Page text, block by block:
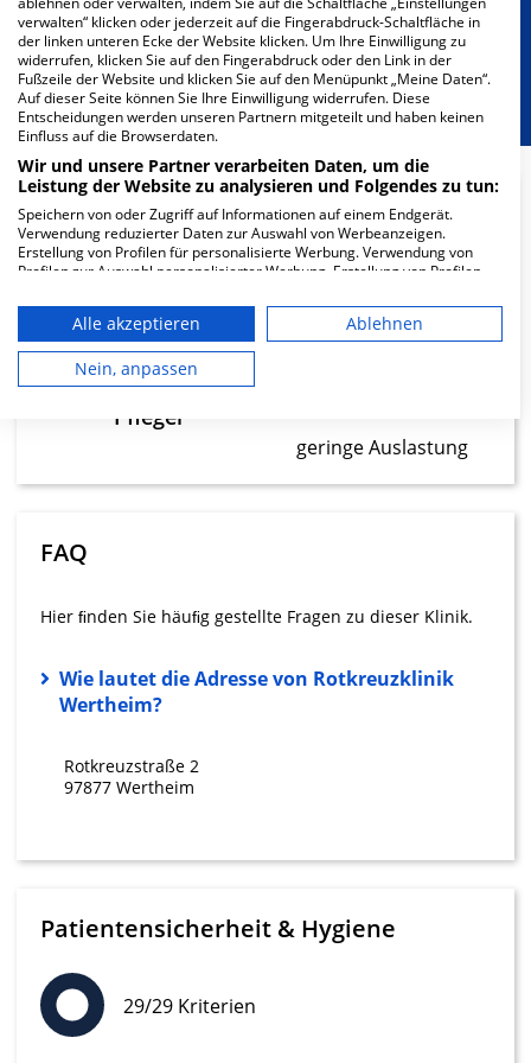
Berücksichtigung von besonderem
Ernährungsbedarf
9.17
Ärzte
geringe Auslastung
22.24
Pfleger
geringe Auslastung
FAQ
Hier ﬁnden Sie häuﬁg gestellte Fragen zu dieser Klinik.
Wie lautet die Adresse von Rotkreuzklinik
Wertheim?
Rotkreuzstraße 2
97877 Wertheim
Patientensicherheit & Hygiene
29/29 Kriterien
verwalten“ klicken oder jederzeit auf die Fingerabdruck-Schaltfläche in
der linken unteren Ecke der Website klicken. Um Ihre Einwilligung zu
widerrufen, klicken Sie auf den Fingerabdruck oder den Link in der
Fußzeile der Website und klicken Sie auf den Menüpunkt „Meine Daten“.
Auf dieser Seite können Sie Ihre Einwilligung widerrufen. Diese
Entscheidungen werden unseren Partnern mitgeteilt und haben keinen
Einfluss auf die Browserdaten.
Wir und unsere Partner verarbeiten Daten, um die
Leistung der Website zu analysieren und Folgendes zu tun:
Speichern von oder Zugriff auf Informationen auf einem Endgerät.
Verwendung reduzierter Daten zur Auswahl von Werbeanzeigen.
Erstellung von Profilen für personalisierte Werbung. Verwendung von
Profilen zur Auswahl personalisierter Werbung. Erstellung von Profilen
personalisierter Inhalte. Messung der Werbeleistung. Messung der
Performance von Inhalten. Analyse von Zielgruppen durch Statistiken
oder Kombinationen von Daten aus verschiedenen Quellen. Entwicklung
und Verbesserung der Angebote. Verwendung reduzierter Daten zur
Auswahl von Inhalten.
die USA gesendet werden.
Ihre Einwilligung und die cookie Richtlinie gelten ausschließlich für diese
IAB-Verarbeitungszwecke:
Informationen auf einem Endgerät
Verwendung reduzierter Daten zur Auswahl
von Werbeanzeigen
Werbung
Erstellung von Profilen zur Personalisierung
Verwendung von Profilen zur Auswahl
Messung der Werbeleistung
Alle akzeptieren
Ablehnen
Nein, anpassen